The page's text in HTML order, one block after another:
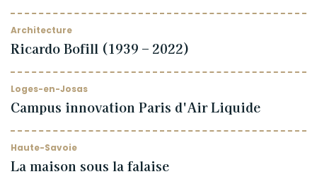
Architecture
Ricardo Bofill (1939 – 2022)
Loges-en-Josas
Campus innovation Paris d'Air Liquide
Haute-Savoie
La maison sous la falaise